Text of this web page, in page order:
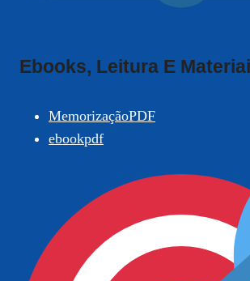
Ebooks, Leitura E
MemorizaçãoPDF
ebookpdf